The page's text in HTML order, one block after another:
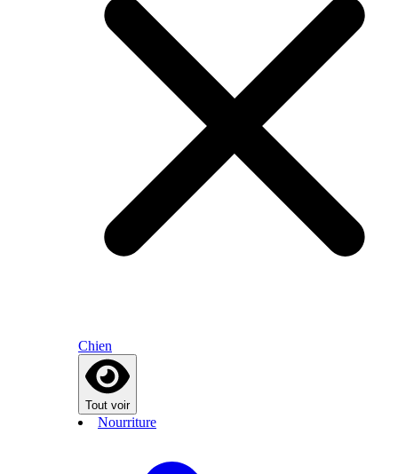
Chien
Tout voir
Nourriture